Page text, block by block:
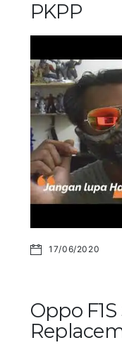
PKPP
17/06/2020
Oppo